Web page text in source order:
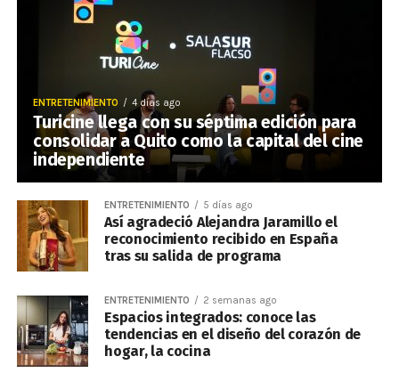
ENTRETENIMIENTO 4 días ago
Turicine llega con su séptima edición para
consolidar a Quito como la capital del cine
independiente
ENTRETENIMIENTO 5 días ago
Así agradeció Alejandra Jaramillo el
reconocimiento recibido en España
tras su salida de programa
ENTRETENIMIENTO 2 semanas ago
Espacios integrados: conoce las
tendencias en el diseño del corazón de
hogar, la cocina